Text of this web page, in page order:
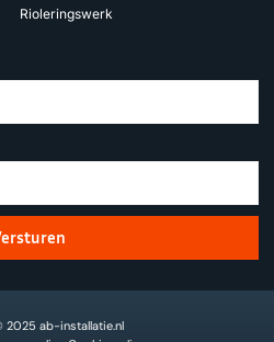
Rioleringswerk
2025 ab-installatie.nl